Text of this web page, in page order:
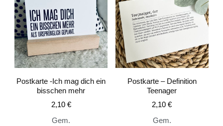
Postkarte -Ich mag dich ein
bisschen mehr
2,10 €
Gem.
Postkarte – Definition
Teenager
2,10€
Gem.